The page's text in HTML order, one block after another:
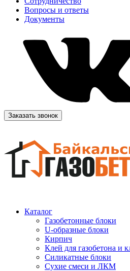
Вопросы и ответы
Документы
Заказать звонок
Каталог
Газобетонные блоки
U-образные блоки
Кирпич
Клей для газобетона и
Силикатные блоки
Сухие смеси и ЛКМ